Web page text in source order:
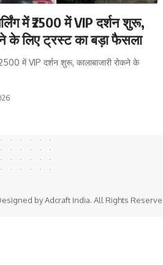
में ₹2500 में VIP दर्शन शुरू,
के लिए ट्रस्ट का बड़ा फैसला
में VIP दर्शन शुरू, कालाबाजारी रोकने के
by Adcraft India. All Rights